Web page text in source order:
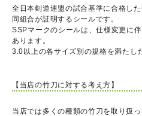
全日本剣道連盟の試合基準に合格し
同組合が証明するシールです。
SSPマークのシールは、仕様変更に
あります。
3.0以上の各サイズ別の規格を満たし
【当店の竹刀に対する考え方】
当店では多くの種類の竹刀を取り扱っ